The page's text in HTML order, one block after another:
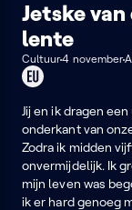
Jetske
lente
Cultuur4 november
Dit
kan
je
enkel
in
de
EU
Jij en ik dragen
onderkant van
Zodra ik midden
onvermijdelijk. Ik
mijn leven was
ik er hard genoeg